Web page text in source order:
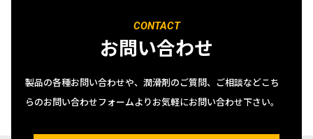
CONTACT
お問い合わせ
製品の各種お問い合わせや、潤滑剤のご質問、ご相談などこち
らのお問い合わせフォームよりお気軽にお問い合わせ下さい。